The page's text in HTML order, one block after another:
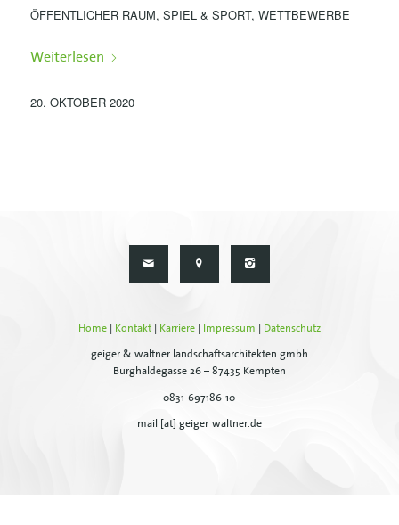
ÖFFENTLICHER RAUM, SPIEL & SPORT, WETTBEWERBE
Weiterlesen
20. OKTOBER 2020
Home| Kontakt| Karriere| Impressum | Datenschutz
geiger & waltner landschaftsarchitekten gmbh
Burghaldegasse 26 – 87435 Kempten
0831-697186-10
mail [at] geiger-waltner.de